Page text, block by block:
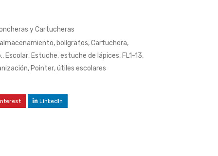
y Cartucheras
almacenamiento, bolígrafos,Cartuchera,
, Escolar, Estuche,estuche de lápices, FL1-13,
, Pointer,útiles escolares
LinkedIn